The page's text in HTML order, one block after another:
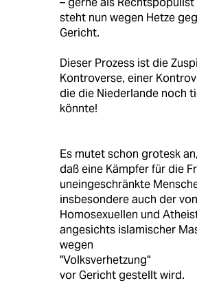
steht nun wegen Hetze
Gericht.
Dieser Prozess ist die
Kontroverse, einer
die die Niederlande noch
könnte!
Es mutet schon grotesk an,
daß eine Kämpfer für die
uneingeschränkte
insbesondere auch der von
Homosexuellen und
angesichts islamischer
wegen
"Volksverhetzung"
vor Gericht gestellt wird.